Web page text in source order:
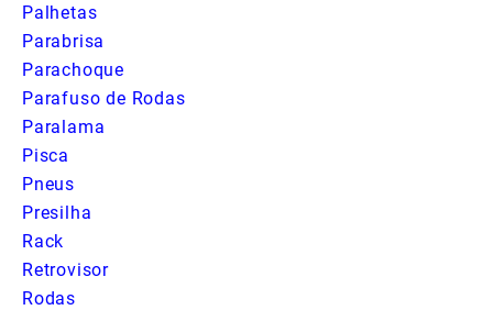
Palhetas
Parabrisa
Parachoque
Parafuso de Rodas
Paralama
Pisca
Pneus
Presilha
Rack
Retrovisor
Rodas